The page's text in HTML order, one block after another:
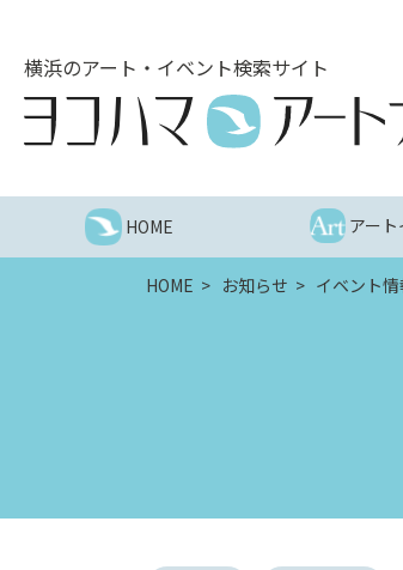
横浜のアート・イベント検索サイト
HOME アー
HOME お知らせ イベント